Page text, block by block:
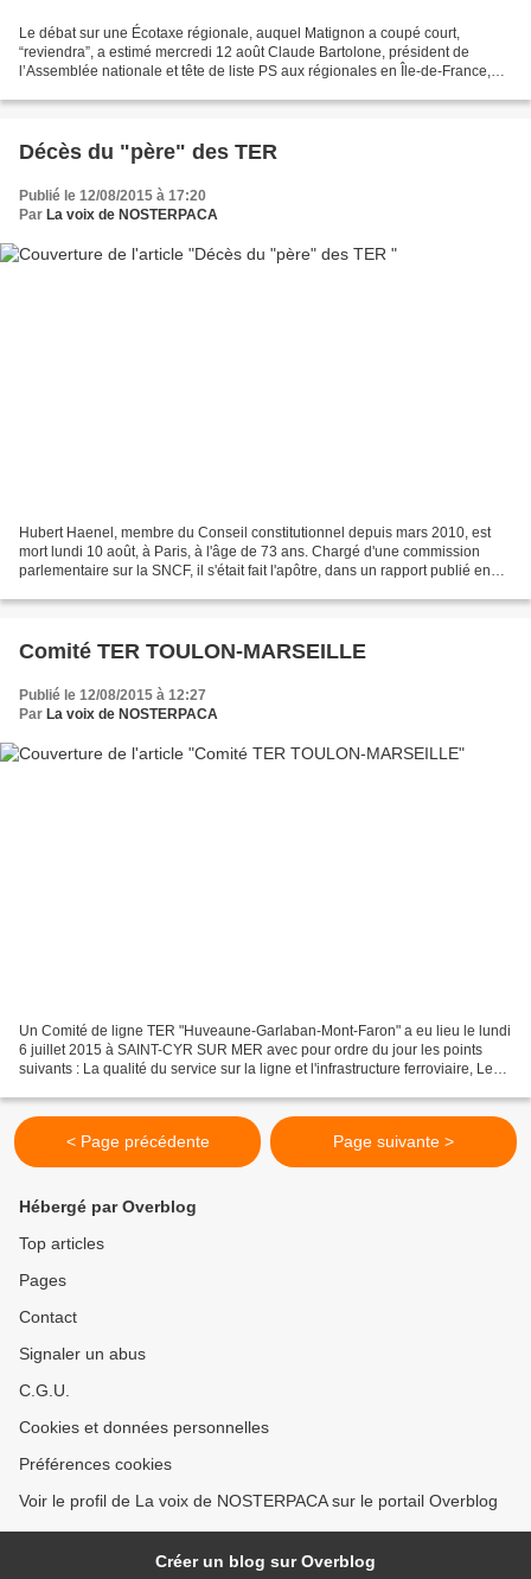
Le débat sur une Écotaxe régionale, auquel Matignon a coupé court,
“reviendra”, a estimé mercredi 12 août Claude Bartolone, président de
l’Assemblée nationale et tête de liste PS aux régionales en Île-de-France,
Décès du "père" des TER
Publié le 12/08/2015 à 17:20
Par La voix de NOSTERPACA
Hubert Haenel, membre du Conseil constitutionnel depuis mars 2010, est
mort lundi 10 août, à Paris, à l'âge de 73 ans. Chargé d'une commission
parlementaire sur la SNCF, il s'était fait l'apôtre, dans un rapport publié en
Comité TER TOULON-MARSEILLE
Publié le 12/08/2015 à 12:27
Par La voix de NOSTERPACA
Un Comité de ligne TER "Huveaune-Garlaban-Mont-Faron" a eu lieu le lundi
6 juillet 2015 à SAINT-CYR SUR MER avec pour ordre du jour les points
suivants : La qualité du service sur la ligne et l'infrastructure ferroviaire, Le
< Page précédente Page suivante >
Hébergé par Overblog
Top articles
Pages
Contact
Signaler un abus
C.G.U.
Cookies et données personnelles
Préférences cookies
Voir le profil de La voix de NOSTERPACA sur le portail Overblog
Créer un blog sur Overblog